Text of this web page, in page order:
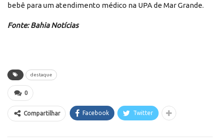
bebê para um atendimento médico na UPA de Mar Grande.
Fonte: Bahia Notícias
destaque
0
Compartilhar Facebook Twitter